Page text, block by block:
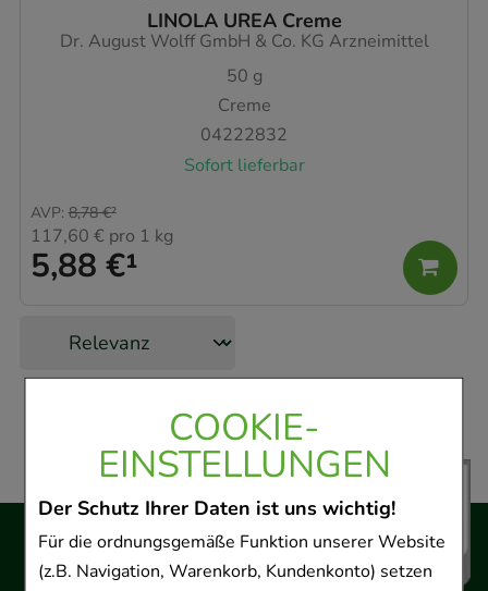
COOKIE-
EINSTELLUNGEN
Der Schutz Ihrer Daten ist uns wichtig!
Für die ordnungsgemäße Funktion unserer Website
(z.B. Navigation, Warenkorb, Kundenkonto) setzen
LINOLA UREA Creme
Dr. August Wolff GmbH & Co. KG Arzneimittel
50 g
Creme
04222832
Sofort lieferbar
5,88 €¹
AVP: 8,78 €²
117,60 € pro 1 kg